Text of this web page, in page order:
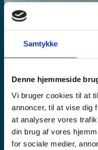
Samtykke
Denne hjemmeside
Vi bruger cookies til at
annoncer, til at vise dig
at analysere vores
din brug af vores
for sociale medier,
Bornholm. Det
af den lokale
Rønne Havn A/S har
havnens